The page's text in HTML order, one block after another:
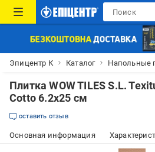
Эпицентр К Каталог Напольные
Плитка WOW TILES S.L.
Cotto 6.2x25 см
оставить отзыв
Основная информация